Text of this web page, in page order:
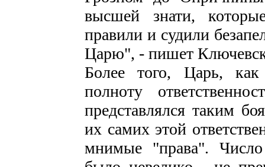
высшей знати,
правили и судили
Царю", - пишет
Более того, Царь,
полноту
представлялся таким
их самих этой
мнимые "права".